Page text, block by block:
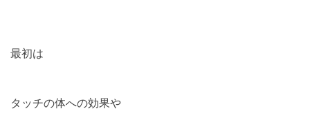
最初は
タッチの体への効果や